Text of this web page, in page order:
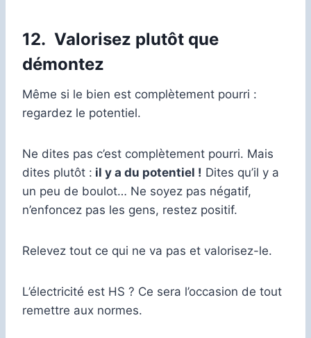
12. Valorisez plutôt que
démontez
Même si le bien est complètement pourri :
regardez le potentiel.
Ne dites pas c’est complètement pourri. Mais
dites plutôt : il y a du potentiel ! Dites qu’il y a
un peu de boulot… Ne soyez pas négatif,
n’enfoncez pas les gens, restez positif.
Relevez tout ce qui ne va pas et valorisez-le.
L’électricité est HS ? Ce sera l’occasion de tout
remettre aux normes.